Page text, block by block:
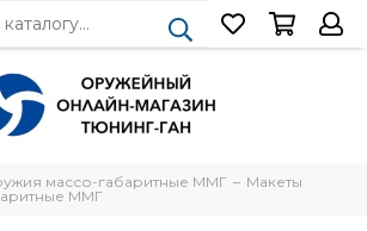
массо-габаритные ММГ
Макеты
ММГ